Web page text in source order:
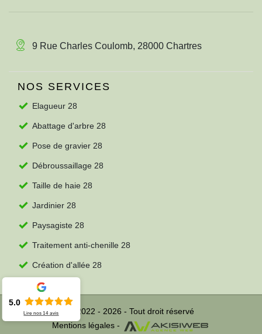
9 Rue Charles Coulomb, 28000 Chartres
NOS SERVICES
Elagueur 28
Abattage d'arbre 28
Pose de gravier 28
Débroussaillage 28
Taille de haie 28
Jardinier 28
Paysagiste 28
Traitement anti-chenille 28
Création d'allée 28
© 2022 - 2026 - Tout droit réservé
Mentions légales -
5.0
Lire nos14 avis